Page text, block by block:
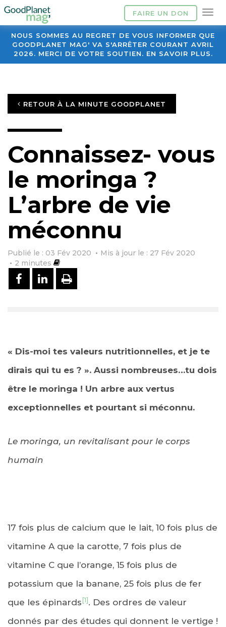
FAIRE UN DON
NOUS SOMMES AU REGRET DE VOUS INFORMER QUE
GOODPLANET MAG' VA S'ARRÊTER COURANT AVRIL
2026. MERCI DE VOTRE SOUTIEN. EN SAVOIR PLUS.
RETOUR À LA MINUTE GOODPLANET
Connaissez- vous
le moringa ?
L’arbre de vie
méconnu
Publié le : 03 Fév 2020
Mis à jour le : 27 Fév 2020
2 minutes
PARTAGER SUR FACEBOOK
PARTAGER SUR LINKEDIN
IMPRIMER
« Dis-moi tes valeurs nutritionnelles, et je te
dirais qui tu es ? ». Aussi nombreuses…tu dois
être le moringa ! Un arbre aux vertus
exceptionnelles et pourtant si méconnu.
Le moringa, un revitalisant pour le corps
humain
17 fois plus de calcium que le lait, 10 fois plus de
vitamine A que la carotte, 7 fois plus de
vitamine C que l’orange, 15 fois plus de
potassium que la banane, 25 fois plus de fer
que les épinards [1]. Des ordres de valeur
donnés par des études qui donnent le vertige !